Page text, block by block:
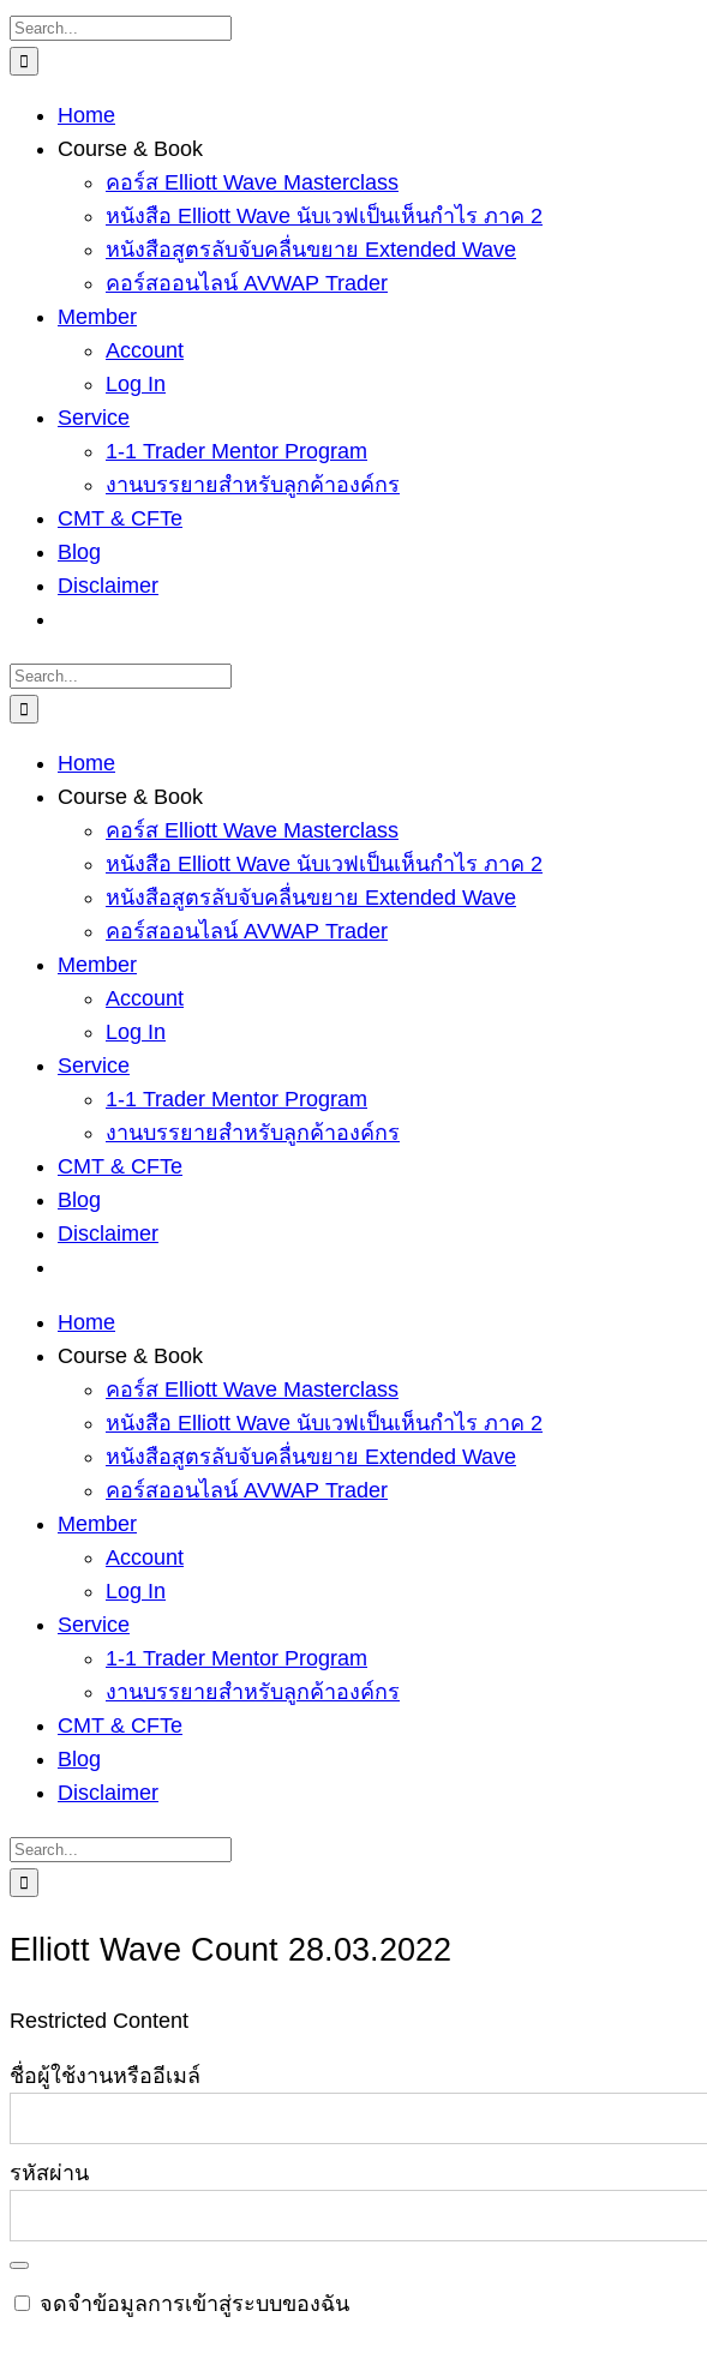
Skip
to
Search
for:
Home
Course & Book
คอร์ส Elliott Wave Masterclass
หนังสือ Elliott Wave นับเวฟเป็นเห็นกำไร ภาค 2
หนังสือสูตรลับจับคลื่นขยาย Extended Wave
คอร์สออนไลน์ AVWAP Trader
Member
Account
Log In
Service
1-1 Trader Mentor Program
งานบรรยายสำหรับลูกค้าองค์กร
CMT & CFTe
Blog
Disclaimer
Search
for:
Home
Course & Book
คอร์ส Elliott Wave Masterclass
หนังสือ Elliott Wave นับเวฟเป็นเห็นกำไร ภาค 2
หนังสือสูตรลับจับคลื่นขยาย Extended Wave
คอร์สออนไลน์ AVWAP Trader
Member
Account
Log In
Service
1-1 Trader Mentor Program
งานบรรยายสำหรับลูกค้าองค์กร
CMT & CFTe
Blog
Disclaimer
Home
Course & Book
คอร์ส Elliott Wave Masterclass
หนังสือ Elliott Wave นับเวฟเป็นเห็นกำไร ภาค 2
หนังสือสูตรลับจับคลื่นขยาย Extended Wave
คอร์สออนไลน์ AVWAP Trader
Member
Account
Log In
Service
1-1 Trader Mentor Program
งานบรรยายสำหรับลูกค้าองค์กร
CMT & CFTe
Blog
Disclaimer
Search
for:
Elliott Wave Count 28.03.2022
Restricted Content
ชื่อผู้ใช้งานหรืออีเมล์
รหัสผ่าน
จดจำข้อมูลการเข้าสู่ระบบของฉัน